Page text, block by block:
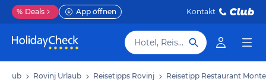
% Deals App öffnen Kontakt
Hotel, Reiseziel
Rovinj Urlaub Reisetipps Rovinj Reisetipp Restaurant Monte